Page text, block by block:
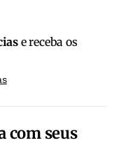
e receba os
com seus